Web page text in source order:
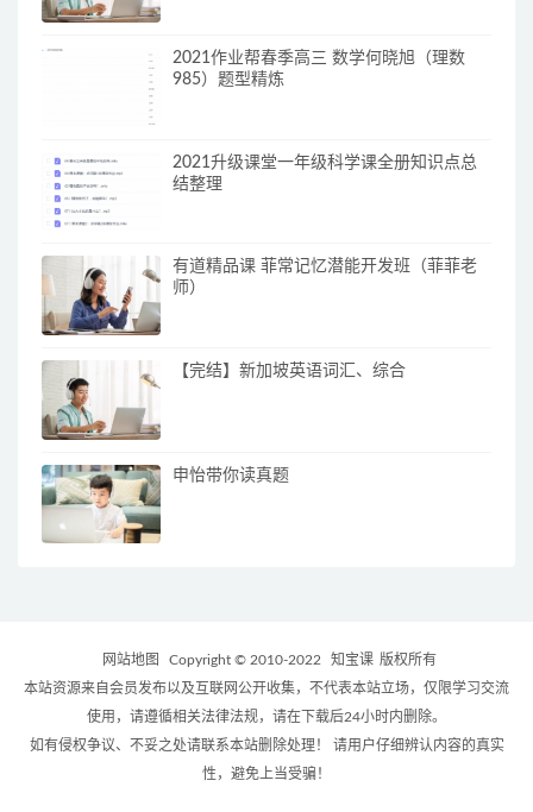
2021作业帮春季高三 数学何晓旭（理数
985）题型精炼
2021升级课堂一年级科学课全册知识点总
结整理
有道精品课 菲常记忆潜能开发班（菲菲老
师）
【完结】新加坡英语词汇、综合
申怡带你读真题
网站地图 Copyright © 2010-2022 知宝课 版权所有
本站资源来自会员发布以及互联网公开收集，不代表本站立场，仅限学习交流
使用，请遵循相关法律法规，请在下载后24小时内删除。
如有侵权争议、不妥之处请联系本站删除处理！ 请用户仔细辨认内容的真实
性，避免上当受骗！